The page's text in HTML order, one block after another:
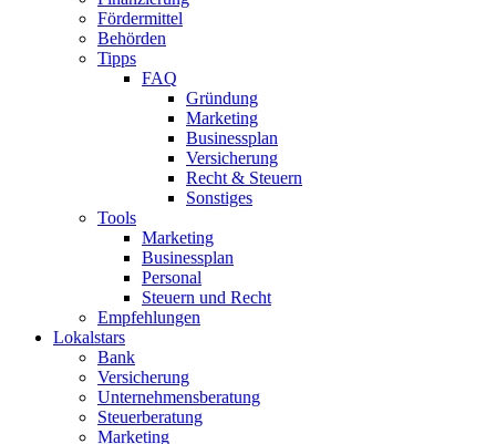
Fördermittel
Behörden
Tipps
FAQ
Gründung
Marketing
Businessplan​
Versicherung
Recht & Steuern
Sonstiges
Tools
Marketing
Businessplan
Personal
Steuern und Recht
Empfehlungen
Lokalstars
Bank
Versicherung
Unternehmensberatung
Steuerberatung
Marketing